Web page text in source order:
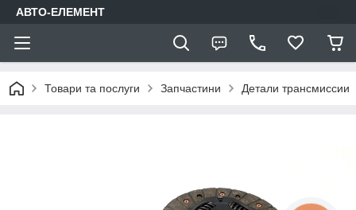
АВТО-ЕЛЕМЕНТ
Товари та послуги Запчастини Детали трансмиссии